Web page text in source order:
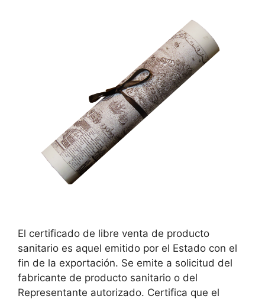
El certificado de libre venta de producto
sanitario es aquel emitido por el Estado con el
fin de la exportación. Se emite a solicitud del
fabricante de producto sanitario o del
Representante autorizado. Certifica que el